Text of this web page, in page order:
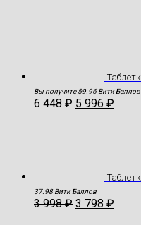
Вы получите 59.96 Вити Баллов
6 448₽ 5 996 ₽
37.98 Вити Баллов
3 998₽ 3 798 ₽